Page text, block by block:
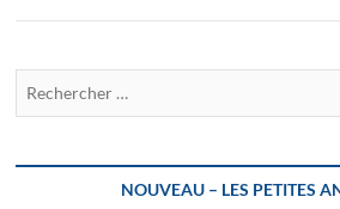
NOUVEAU – LES PETITES